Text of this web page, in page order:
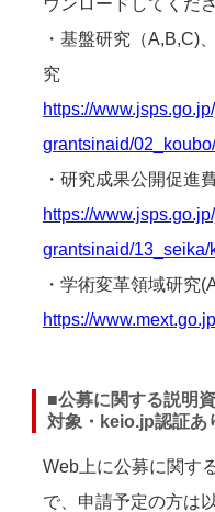
・基盤研究（A,B,C)
究
https://
grantsinaid/
・研究成果公開促進
https://
grantsinaid/13_seika/
・学術変革領域研究
https://
■公募に関する説明
対象・keio.jp認証あ
Web上に公募に関す
で、申請予定の方は